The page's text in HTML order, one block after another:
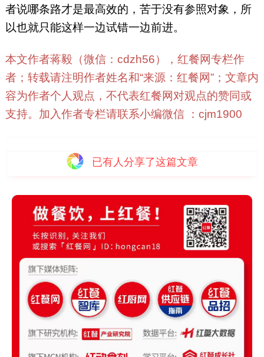
者说哪条路才是最高效的，苦于没有参照对象，所
以也就只能这样一边试错一边前进。
本文作者蒋毅（微信：cdzh56），红餐网专栏作
者；转载请注明作者姓名和“来源：红餐网”；文章内
容为作者个人观点，不代表红餐网对观点的赞同或
支持。加入作者专栏请联系小编微信 ：cjm1900
已有 人分享了这篇文章